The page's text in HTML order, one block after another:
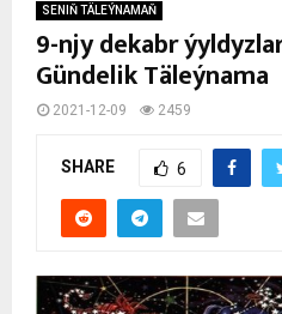
SENIŇ TÄLEÝNAMAŇ
9-njy dekabr
Gündelik Täleýnama
2021-12-09 2459
SHARE 6